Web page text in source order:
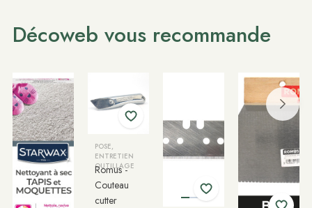
Décoweb vous recommande
POSE,
ENTRETIEN
OUTILLAGE
Romus -
Couteau
cutter